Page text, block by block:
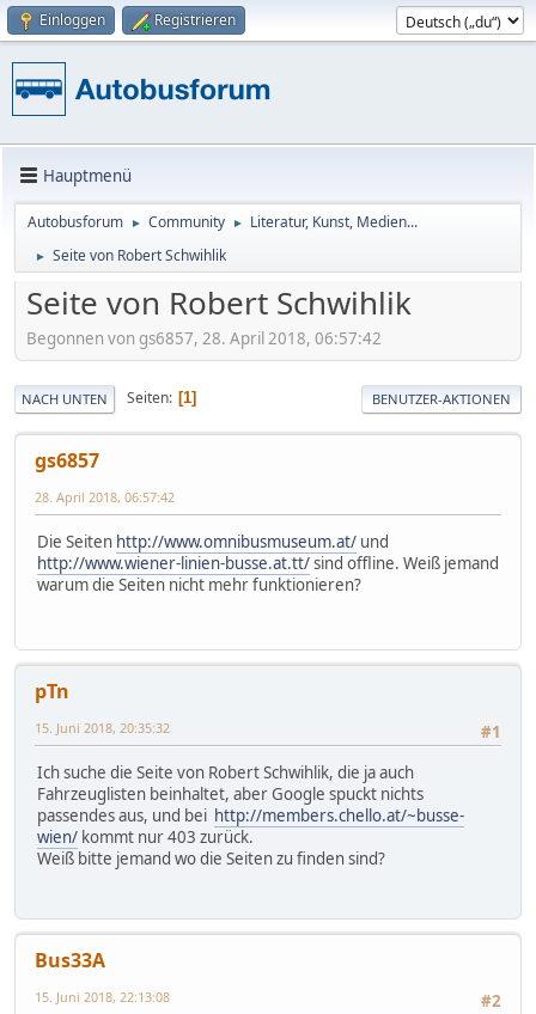
Einloggen Registrieren
Hauptmenü
Autobusforum ► Community ► Literatur, Kunst, Medien...
► Seite von Robert Schwihlik
Seite von Robert Schwihlik
Begonnen von gs6857, 28. April 2018, 06:57:42
NACH UNTEN Seiten 1 BENUTZER-AKTIONEN
gs6857
28. April 2018, 06:57:42
Die Seiten http://www.omnibusmuseum.at/ und
http://www.wiener-linien-busse.at.tt/sind offline. Weiß jemand
warum die Seiten nicht mehr funktionieren?
pTn
#1
15. Juni 2018, 20:35:32
Ich suche die Seite von Robert Schwihlik, die ja auch
Fahrzeuglisten beinhaltet, aber Google spuckt nichts
passendes aus, und bei http://members.chello.at/~busse-
wien/ kommt nur 403 zurück.
Weiß bitte jemand wo die Seiten zu finden sind?
Bus33A
#2
15. Juni 2018, 22:13:08